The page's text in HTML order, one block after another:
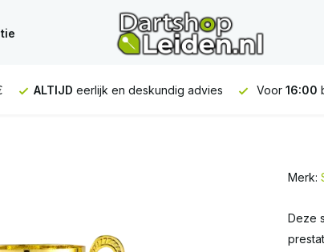
Voor16:00besteld, isVANDAAG verstuurd
Merk:
Deze